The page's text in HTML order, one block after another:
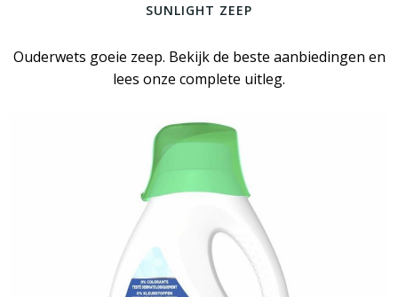
SUNLIGHT ZEEP
Ouderwets goeie zeep. Bekijk de beste aanbiedingen en
lees onze complete uitleg.